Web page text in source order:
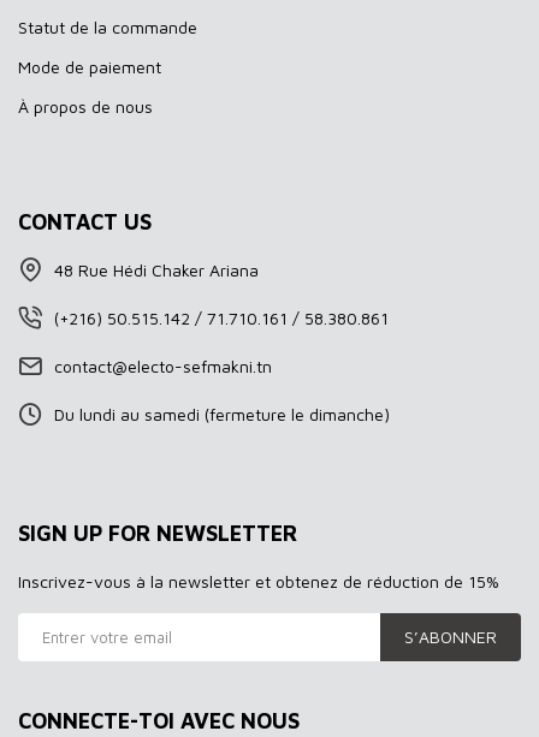
Statut de la commande
Mode de paiement
À propos de nous
CONTACT US
48 Rue Hédi Chaker Ariana
(+216) 50.515.142 / 71.710.161 / 58.380.861
contact@electo-sefmakni.tn
Du lundi au samedi (fermeture le dimanche)
SIGN UP FOR NEWSLETTER
Inscrivez-vous à la newsletter et obtenez de réduction de 15%
S’ABONNER
CONNECTE-TOI AVEC NOUS